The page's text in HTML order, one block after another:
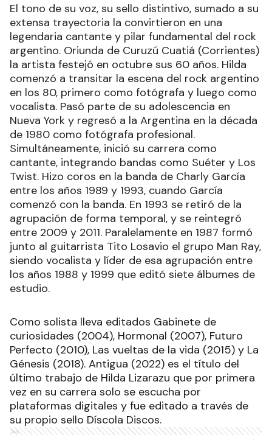
El tono de su voz, su sello distintivo, sumado a su
extensa trayectoria la convirtieron en una
legendaria cantante y pilar fundamental del rock
argentino. Oriunda de Curuzú Cuatiá (Corrientes)
la artista festejó en octubre sus 60 años. Hilda
comenzó a transitar la escena del rock argentino
en los 80, primero como fotógrafa y luego como
vocalista. Pasó parte de su adolescencia en
Nueva York y regresó a la Argentina en la década
de 1980 como fotógrafa profesional.
Simultáneamente, inició su carrera como
cantante, integrando bandas como Suéter y Los
Twist. Hizo coros en la banda de Charly García
entre los años 1989 y 1993, cuando García
comenzó con la banda. En 1993 se retiró de la
agrupación de forma temporal, y se reintegró
entre 2009 y 2011. Paralelamente en 1987 formó
junto al guitarrista Tito Losavio el grupo Man Ray,
siendo vocalista y líder de esa agrupación entre
los años 1988 y 1999 que editó siete álbumes de
estudio.
Como solista lleva editados Gabinete de
curiosidades (2004), Hormonal (2007), Futuro
Perfecto (2010), Las vueltas de la vida (2015) y La
Génesis (2018). Antigua (2022) es el título del
último trabajo de Hilda Lizarazu que por primera
vez en su carrera solo se escucha por
plataformas digitales y fue editado a través de
su propio sello Díscola Discos.
Ads